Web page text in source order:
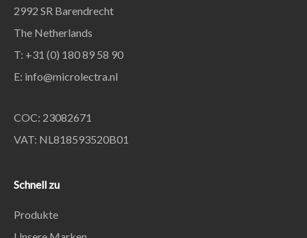
2992 SR Barendrecht
The Netherlands
T: +31 (0) 180 89 58 90
E: info@microlectra.nl
COC: 23082671
VAT: NL818593520B01
Schnell zu
Produkte